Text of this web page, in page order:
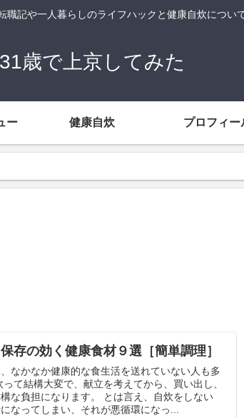
職記や一人暮らしのライフハックと健康自炊につい
31歳で上京してみた
ー 健康自炊 プロフィー
存の効く健康食材９選［簡単調理］
なかなか健康的な食生活を送れていない人も多
て結構大変で、献立を考えてから、買い出し、
な負担になります。 とは言え、自炊をしない
なってしまい、それが悪循環になっ...